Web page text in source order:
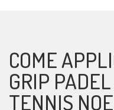
COME
GRIP
TENNIS